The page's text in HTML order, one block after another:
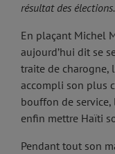
résultat des élections.
En plaçant Michel
aujourd’hui dit se
traite de charogne,
accompli son plus
bouffon de
enfin mettre Haïti
Pendant tout son